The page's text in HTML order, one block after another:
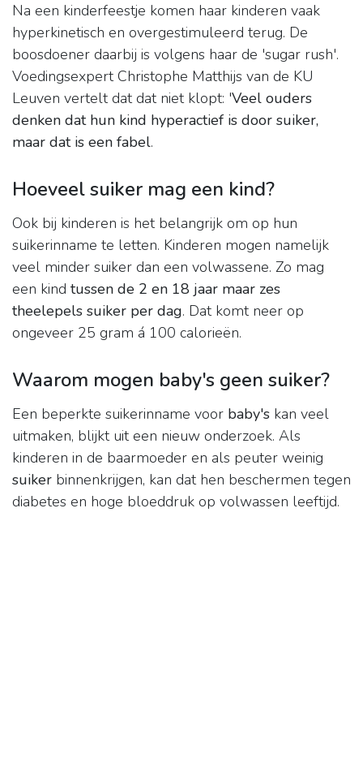
Na een kinderfeestje komen haar kinderen vaak
hyperkinetisch en overgestimuleerd terug. De
boosdoener daarbij is volgens haar de 'sugar rush'.
Voedingsexpert Christophe Matthijs van de KU
Leuven vertelt dat dat niet klopt: 'Veel ouders
denken dat hun kind hyperactief is door suiker,
maar dat is een fabel.
Hoeveel suiker mag een kind?
Ook bij kinderen is het belangrijk om op hun
suikerinname te letten. Kinderen mogen namelijk
veel minder suiker dan een volwassene. Zo mag
een kind tussen de 2 en 18 jaar maar zes
theelepels suiker per dag. Dat komt neer op
ongeveer 25 gram á 100 calorieën.
Waarom mogen baby's geen suiker?
Een beperkte suikerinname voor baby's kan veel
uitmaken, blijkt uit een nieuw onderzoek. Als
kinderen in de baarmoeder en als peuter weinig
suiker binnenkrijgen, kan dat hen beschermen tegen
diabetes en hoge bloeddruk op volwassen leeftijd.